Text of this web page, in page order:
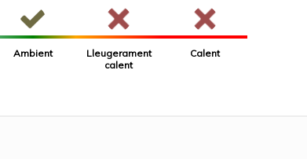
Ambient
Lleugerament
calent
Calent